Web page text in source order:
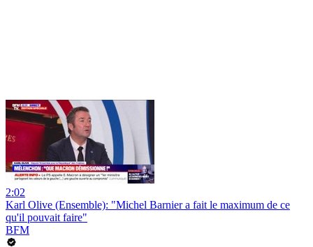
2:02
Karl Olive (Ensemble): "Michel Barnier a fait le maximum de ce
qu'il pouvait faire"
BFM